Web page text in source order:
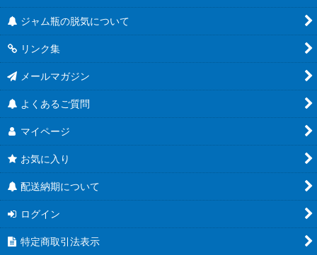
ジャム瓶の脱気について
リンク集
メールマガジン
よくあるご質問
マイページ
お気に入り
配送納期について
ログイン
特定商取引法表示